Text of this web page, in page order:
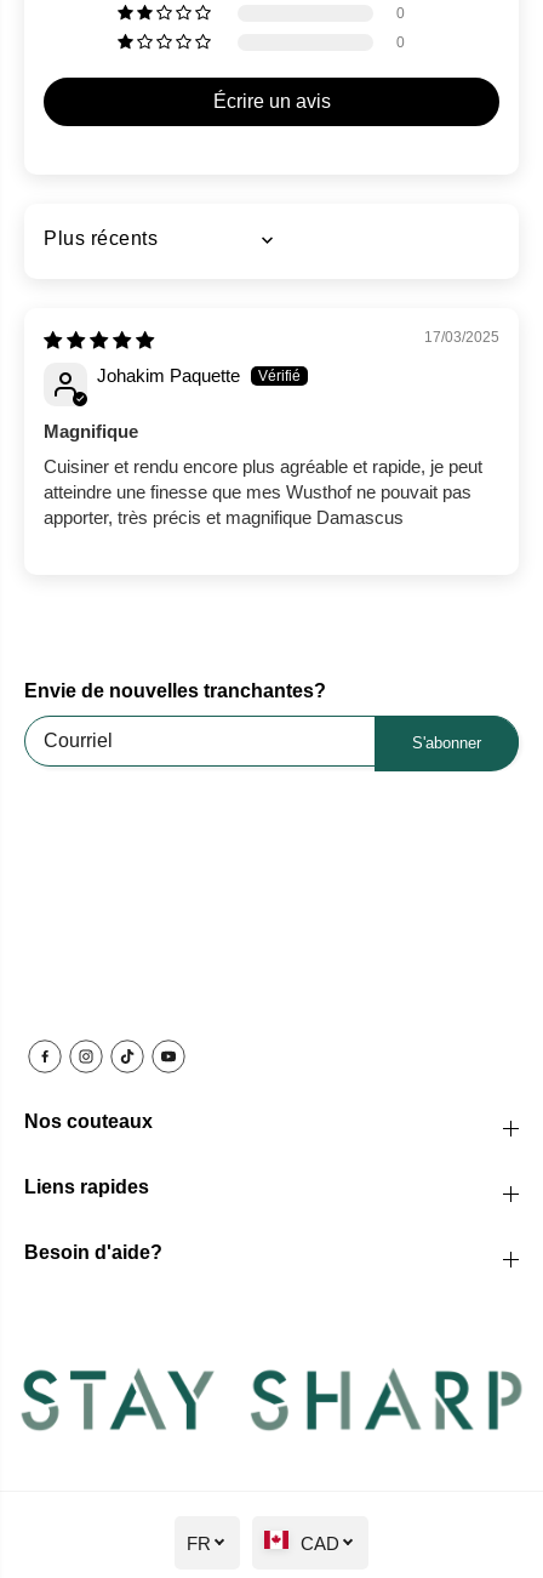
0
0
Écrire un avis
Sort by
17/03/2025
Johakim Paquette
Magnifique
Cuisiner et rendu encore plus agréable et rapide, je peut
atteindre une finesse que mes Wusthof ne pouvait pas
apporter, très précis et magnifique Damascus
Envie de nouvelles tranchantes?
S'abonner
Nos couteaux
Liens rapides
Besoin d'aide?
FR CAD